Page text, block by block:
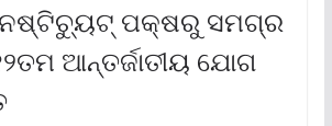
ପକ୍ଷରୁ ସମଗ୍ର
ଆନ୍ତର୍ଜାତୀୟ ଯୋଗ